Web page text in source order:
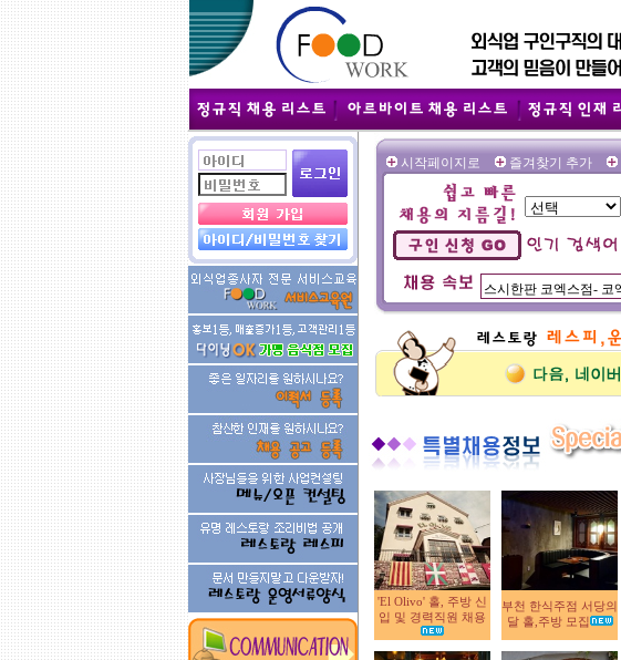
시작페이지로 즐겨찾기 추가
'El Olivo' 홀, 주방 신
입 및 경력직원 채용
부천 한식주점 서당의
달 홀,주방 모집